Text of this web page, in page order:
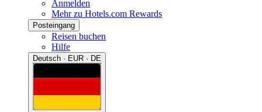
Anmelden
Mehr zu Hotels.com Rewards
Posteingang
Reisen buchen
Hilfe
Deutsch · EUR · DE